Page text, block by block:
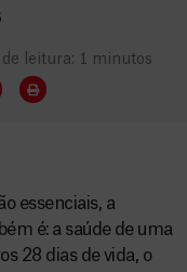
de leitura: 1 minutos
essenciais, a
é: a saúde de uma
28 dias de vida, o